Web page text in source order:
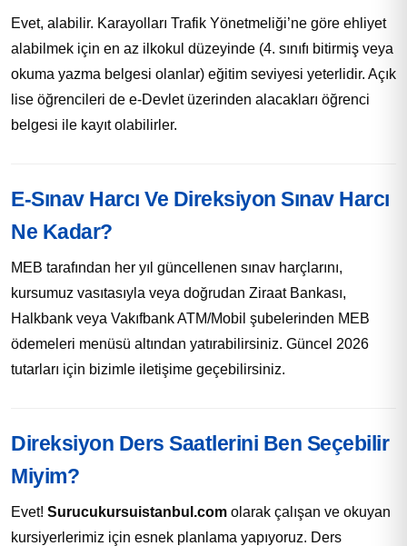
Evet, alabilir. Karayolları Trafik Yönetmeliği’ne göre ehliyet
alabilmek için en az ilkokul düzeyinde (4. sınıfı bitirmiş veya
okuma yazma belgesi olanlar) eğitim seviyesi yeterlidir. Açık
lise öğrencileri de e-Devlet üzerinden alacakları öğrenci
belgesi ile kayıt olabilirler.
E-Sınav Harcı Ve Direksiyon Sınav Harcı
Ne Kadar?
MEB tarafından her yıl güncellenen sınav harçlarını,
kursumuz vasıtasıyla veya doğrudan Ziraat Bankası,
Halkbank veya Vakıfbank ATM/Mobil şubelerinden MEB
ödemeleri menüsü altından yatırabilirsiniz. Güncel 2026
tutarları için bizimle iletişime geçebilirsiniz.
Direksiyon Ders Saatlerini Ben Seçebilir
Miyim?
Evet! Surucukursuistanbul.com olarak çalışan ve okuyan
kursiyerlerimiz için esnek planlama yapıyoruz. Ders